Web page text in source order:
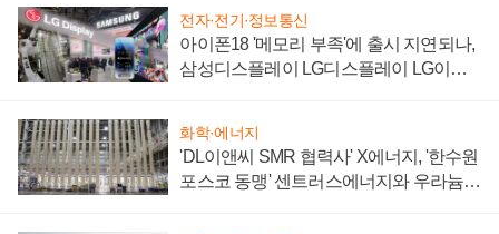
전자·전기·정보통신
아이폰18 '메모리 부족'에 출시 지연되나,
삼성디스플레이 LG디스플레이 LG이노
화학·에너지
'DL이앤씨 SMR 협력사' X에너지, '한수원
포스코 동맹' 센트러스에너지와 우라늄